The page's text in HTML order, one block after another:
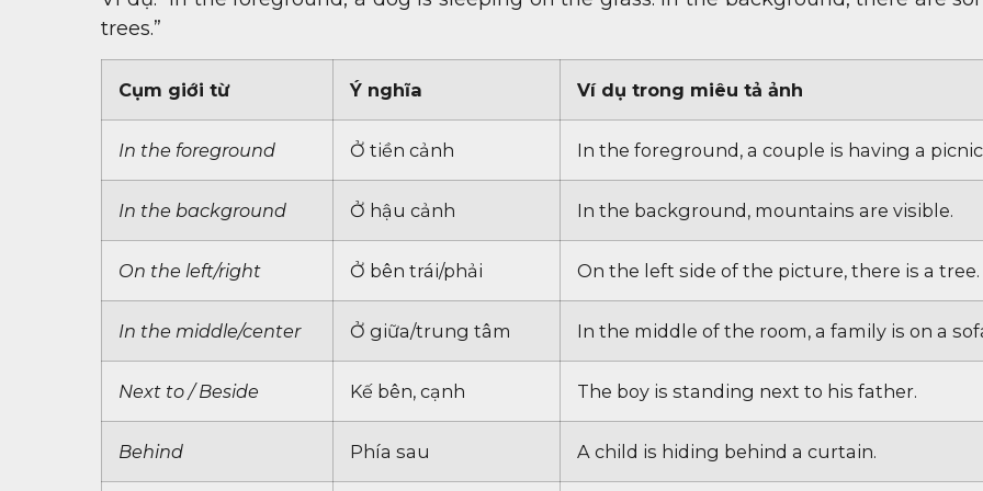
trees.”
Cụm giới từ Ý nghĩa Ví dụ trong miêu tả ảnh
In the foreground Ở tiền cảnh In the foreground, a couple is having a
In the background Ở hậu cảnh In the background, mountains are visible.
On the left/right Ở bên trái/phải On the left side of the picture, there is a tree.
In the middle/center Ở giữa/trung tâm In the middle of the room, a family is on a
Next to / Beside Kế bên, cạnh The boy is standing next to his father.
Behind Phía sau A child is hiding behind a curtain.